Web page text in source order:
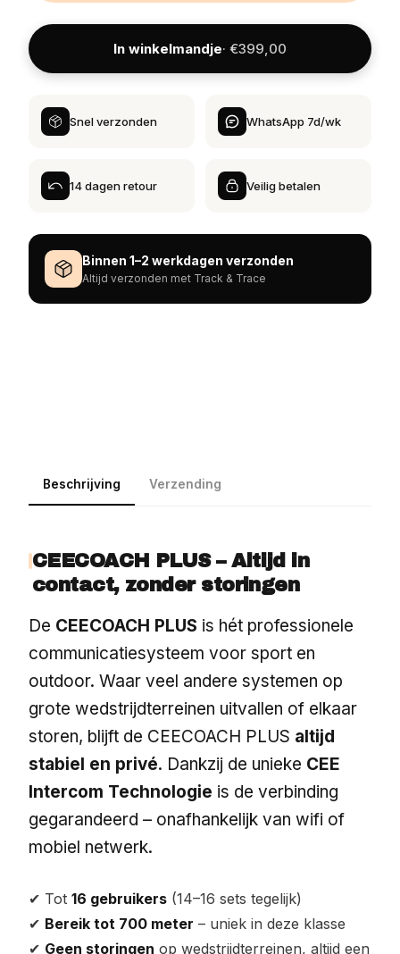
In winkelmandje· €399,00
Snel verzonden WhatsApp 7d/wk
14 dagen retour Veilig betalen
Binnen 1–2 werkdagen verzonden
Altijd verzonden met Track & Trace
Beschrijving Verzending
CEECOACH PLUS – Altijd in
contact, zonder storingen
De CEECOACH PLUS is hét professionele
communicatiesysteem voor sport en
outdoor. Waar veel andere systemen op
grote wedstrijdterreinen uitvallen of elkaar
storen, blijft de CEECOACH PLUS altijd
stabiel en privé. Dankzij de unieke CEE
Intercom Technologie is de verbinding
gegarandeerd – onafhankelijk van wifi of
mobiel netwerk.
✔ Tot 16 gebruikers (14–16 sets tegelijk)
✔ Bereik tot 700 meter – uniek in deze klasse
✔ Geen storingen op wedstrijdterreinen, altijd een